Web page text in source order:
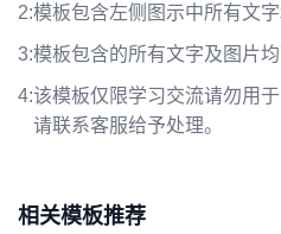
2:模板包含左侧图示中所有文字
3:模板包含的所有文字及图片均
4:该模板仅限学习交流请勿用
请联系客服给予处理。
相关模板推荐